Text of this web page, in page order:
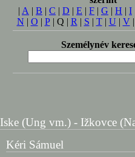
| A | B | C | D | E | F | G | H | I
N | O | P| Q | R | S | T| U | V
Személynév
Iske (Ung vm.) - Ižkovce
Kéri Sámuel